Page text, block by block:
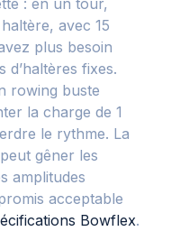
avec 15
plus besoin
d’haltères fixes.
rowing buste
la charge de 1
le rythme. La
gêner les
amplitudes
acceptable
Bowflex.